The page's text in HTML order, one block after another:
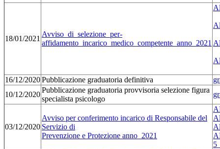
18/01/2021
Avviso_di_selezione_per-
affidamento_incarico_medico_competente_anno_2021
16/12/2020Pubblicazione graduatoria definitiva
10/12/2020
Pubblicazione graduatoria provvisoria selezione figura
specialista psicologo
03/12/2020
Avviso per conferimento incarico di Responsabile del
Servizio di
Prevenzione e Protezione anno_2021